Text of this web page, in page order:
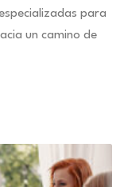
para
un camino de